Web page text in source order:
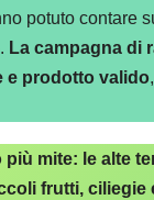
potuto contare
La campagna di
e prodotto valido
più mite: le alte
frutti,